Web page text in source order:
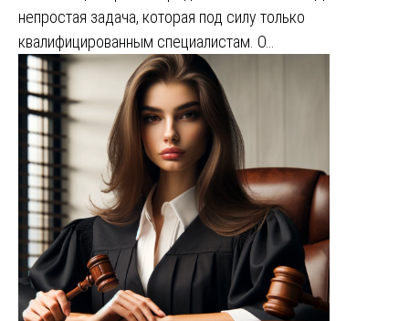
непростая задача, которая под силу только
квалифицированным специалистам. О…